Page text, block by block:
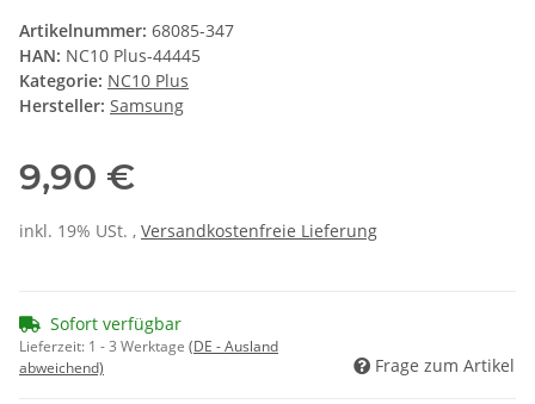
Artikelnummer: 68085-347
HAN: NC10 Plus-44445
Kategorie: NC10 Plus
Hersteller: Samsung
9,90 €
inkl. 19% USt. , Versandkostenfreie Lieferung
Sofort verfügbar
Lieferzeit: 1 - 3 Werktage (DE - Ausland
abweichend)
Frage zum Artikel